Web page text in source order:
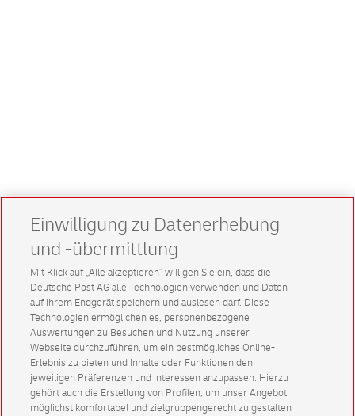
Einwilligung zu Datenerhebung
und -übermittlung
Mit Klick auf „Alle akzeptieren” willigen Sie ein, dass die
Deutsche Post AG alle Technologien verwenden und Daten
auf Ihrem Endgerät speichern und auslesen darf. Diese
Technologien ermöglichen es, personenbezogene
Auswertungen zu Besuchen und Nutzung unserer
Webseite durchzuführen, um ein bestmögliches Online-
Erlebnis zu bieten und Inhalte oder Funktionen den
jeweiligen Präferenzen und Interessen anzupassen. Hierzu
gehört auch die Erstellung von Profilen, um unser Angebot
möglichst komfortabel und zielgruppengerecht zu gestalten